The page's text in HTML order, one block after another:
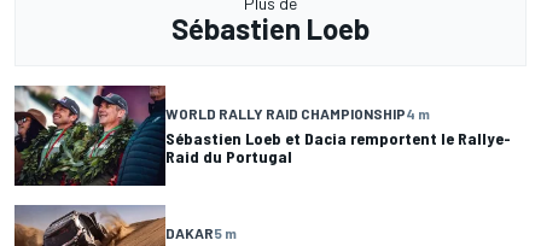
Sébastien Loeb
WORLD RALLY RAID CHAMPIONSHIP4 m
Sébastien Loeb et Dacia remportent le Rallye-
Raid du Portugal
DAKAR5 m